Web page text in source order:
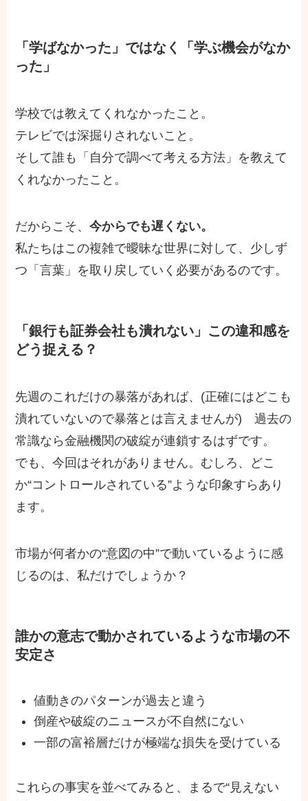
「学ばなかった」ではなく「学ぶ機会がなか
った」
学校では教えてくれなかったこと。
テレビでは深掘りされないこと。
そして誰も「自分で調べて考える方法」を教えて
くれなかったこと。
だからこそ、今からでも遅くない。
私たちはこの複雑で曖昧な世界に対して、少しず
つ「言葉」を取り戻していく必要があるのです。
「銀行も証券会社も潰れない」この違和感を
どう捉える？
先週のこれだけの暴落があれば、(正確にはどこも
潰れていないので暴落とは言えませんが) 過去の
常識なら金融機関の破綻が連鎖するはずです。
でも、今回はそれがありません。むしろ、どこ
か“コントロールされている”ような印象すらあり
ます。
市場が何者かの“意図の中”で動いているように感
じるのは、私だけでしょうか？
誰かの意志で動かされているような市場の不
安定さ
値動きのパターンが過去と違う
倒産や破綻のニュースが不自然にない
一部の富裕層だけが極端な損失を受けている
これらの事実を並べてみると、まるで“見えない